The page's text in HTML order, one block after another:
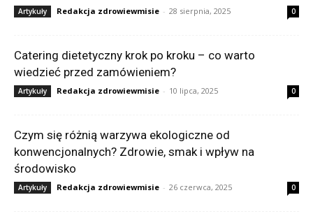
Artykuły Redakcja zdrowiewmisie - 28 sierpnia, 2025 0
Catering dietetyczny krok po kroku – co warto
wiedzieć przed zamówieniem?
Artykuły Redakcja zdrowiewmisie - 10 lipca, 2025 0
Czym się różnią warzywa ekologiczne od
konwencjonalnych? Zdrowie, smak i wpływ na
środowisko
Artykuły Redakcja zdrowiewmisie - 26 czerwca, 2025 0